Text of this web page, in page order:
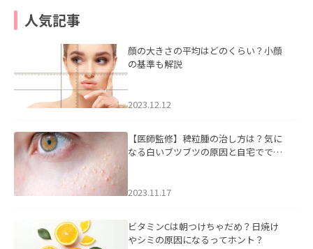
人気記事
顔の大きさの平均はどのくらい？小顔
の基準も解説
2023.12.12
【医師監修】稗粒腫の治し方は？気に
なる白いブツブツの原因と自宅ででき
2023.11.17
ビタミンCは朝つけちゃだめ？日焼け
やシミの原因になるってホント？